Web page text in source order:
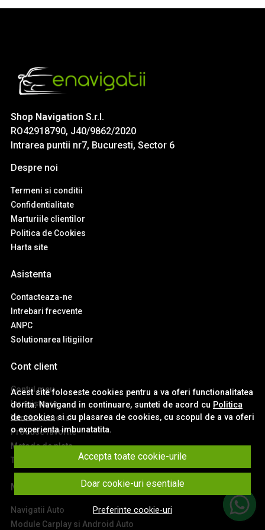
Acest site foloseste cookies pentru a va oferi functionalitatea
dorita. Navigand in continuare, sunteti de acord cu Politica
de cookiessi cu plasarea de cookies, cu scopul de a va oferi
o experienta imbunatatita.
Accepta toate cookie-urile
Doar cookie-uri esentiale
Preferinte cookie-uri
Shop Navigation S.r.l.
RO42918790, J40/9862/2020
Intrarea puntii nr7, Bucuresti, Sector 6
Despre noi
Termeni si conditii
Confidentialitate
Marturiile clientilor
Politica de Cookies
Harta site
Asistenta
Contacteaza-ne
Intrebari frecvente
ANPC
Solutionarea litigiilor
Cont client
Contul meu
Inregistrare
Istoric comenzi
Produse favorite
Metode de plata
Transport si retururi
Main
Navigatii Auto
Module Carplay si Android Auto